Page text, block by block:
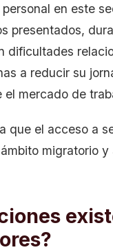
en este
presentados,
dificultades
a reducir su
el mercado de
que el acceso a
migratorio